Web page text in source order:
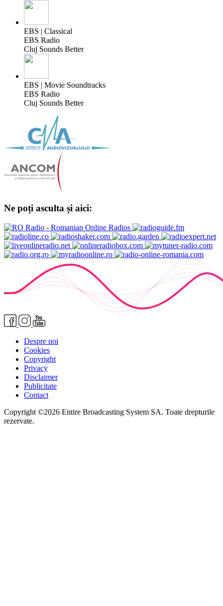
EBS | Classical
EBS Radio
Cluj Sounds Better
EBS | Movie Soundtracks
EBS Radio
Cluj Sounds Better
Ne poți asculta și aici:
Despre noi
Cookies
Copyright
Privacy
Disclaimer
Publicitate
Contact
Copyright ©2026 Entire Broadcasting System SA. Toate drepturile
rezervate.